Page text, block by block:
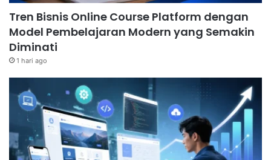
Tren Bisnis Online Course Platform dengan
Model Pembelajaran Modern yang Semakin
Diminati
1 hari ago